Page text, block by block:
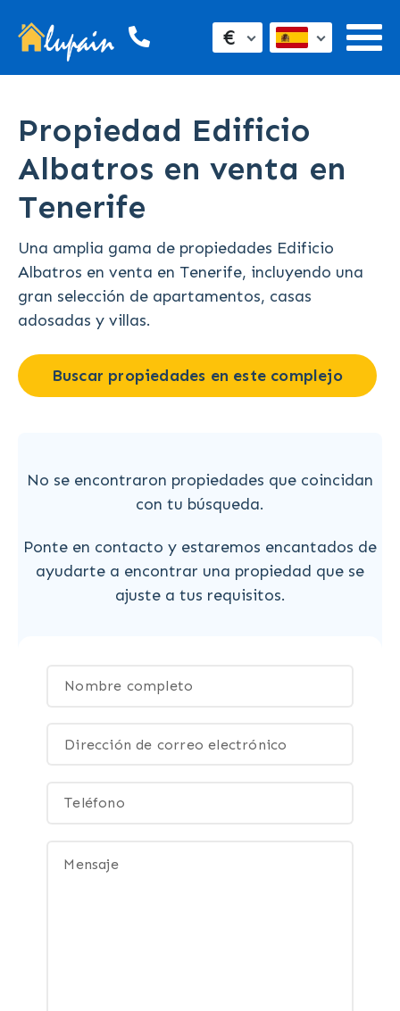
€
Propiedad Edificio
Albatros en venta en
Tenerife
Una amplia gama de propiedades Edificio
Albatros en venta en Tenerife, incluyendo una
gran selección de apartamentos, casas
adosadas y villas.
Buscar propiedades en este complejo
No se encontraron propiedades que coincidan
con tu búsqueda.
Ponte en contacto y estaremos encantados de
ayudarte a encontrar una propiedad que se
ajuste a tus requisitos.